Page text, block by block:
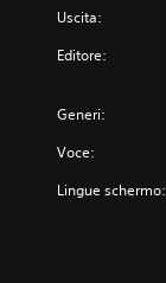
n
Uscita:
Editore:
Generi:
Voce:
Lingue schermo: